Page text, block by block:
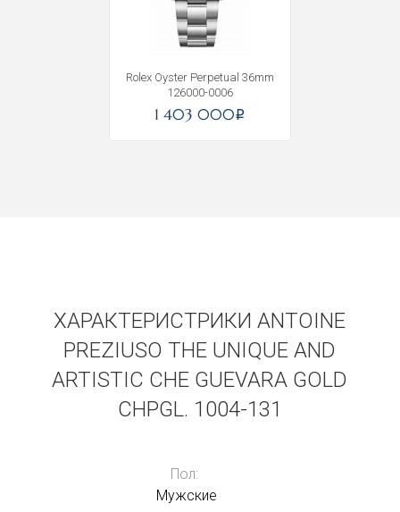
Rolex Oyster Perpetual 36mm
126000-0006
1 403 000i
ХАРАКТЕРИСТРИКИ ANTOINE
PREZIUSO THE UNIQUE AND
ARTISTIC CHE GUEVARA GOLD
CHPGL. 1004-131
Пол:
Мужские